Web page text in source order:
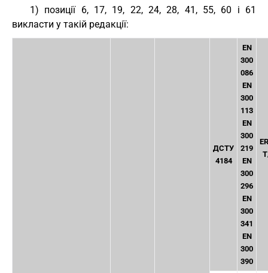
1) позиції 6, 17, 19, 22, 24, 28, 41, 55, 60 і 61
викласти у такій редакції:
ДСТУ
4184
EN
300
086
EN
300
113
EN
300
219
EN
300
296
EN
300
341
EN
300
390